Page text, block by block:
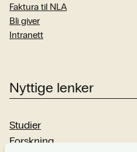
Faktura til NLA
Bli giver
Intranett
Nyttige lenker
Studier
Forskning